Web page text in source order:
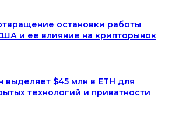
остановки работы
и ее влияние на крипторынок
выделяет $45 млн в ETH для
технологий и приватности